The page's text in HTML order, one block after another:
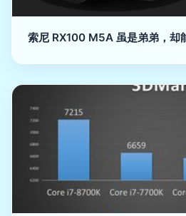
索尼 RX100 M5A 虽是弟弟，却